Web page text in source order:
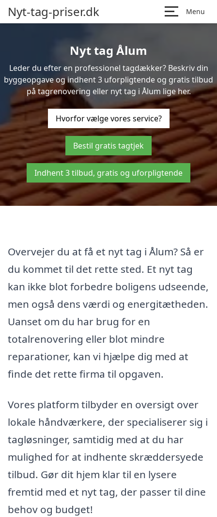
Nyt-tag-priser.dk Menu
Nyt tag Ålum
Leder du efter en professionel tagdækker? Beskriv din
byggeopgave og indhent 3 uforpligtende og gratis tilbud
på tagrenovering eller nyt tag i Ålum lige her.
Hvorfor vælge vores service?
Bestil gratis tagtjek
Indhent 3 tilbud, gratis og uforpligtende
Overvejer du at få et nyt tag i Ålum? Så er
du kommet til det rette sted. Et nyt tag
kan ikke blot forbedre boligens udseende,
men også dens værdi og energitætheden.
Uanset om du har brug for en
totalrenovering eller blot mindre
reparationer, kan vi hjælpe dig med at
finde det rette firma til opgaven.
Vores platform tilbyder en oversigt over
lokale håndværkere, der specialiserer sig i
tagløsninger, samtidig med at du har
mulighed for at indhente skræddersyede
tilbud. Gør dit hjem klar til en lysere
fremtid med et nyt tag, der passer til dine
behov og budget!